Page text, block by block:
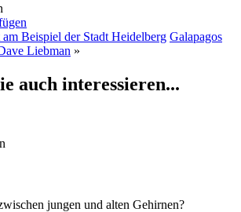
Beispiel der Stadt Heidelberg Galapagos
Liebman »
auch interessieren...
jungen und alten Gehirnen?